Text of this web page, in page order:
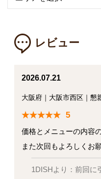
レビュー
2026.07.21
大阪府｜ 大阪市西区｜ 懇
5
価格とメニューの内容
また次回もよろしくお
1DISHより：前回に